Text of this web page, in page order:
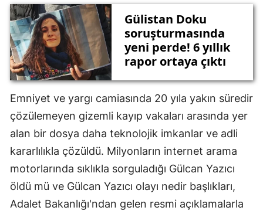
Gülistan Doku
soruşturmasında
yeni perde! 6 yıllık
rapor ortaya çıktı
Emniyet ve yargı camiasında 20 yıla yakın süredir
çözülemeyen gizemli kayıp vakaları arasında yer
alan bir dosya daha teknolojik imkanlar ve adli
kararlılıkla çözüldü. Milyonların internet arama
motorlarında sıklıkla sorguladığı Gülcan Yazıcı
öldü mü ve Gülcan Yazıcı olayı nedir başlıkları,
Adalet Bakanlığı'ndan gelen resmi açıklamalarla